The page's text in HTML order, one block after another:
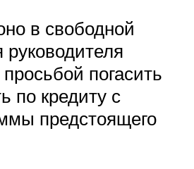
в свободной
погасить
по кредиту с
предстоящего